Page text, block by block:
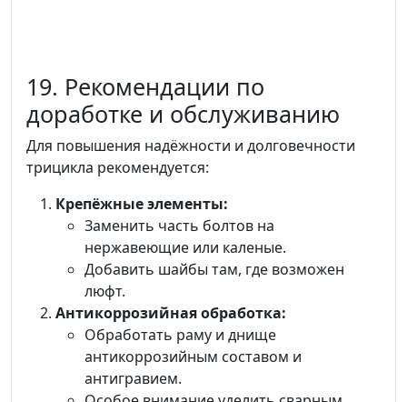
19. Рекомендации по
доработке и обслуживанию
Для повышения надёжности и долговечности
трицикла рекомендуется:
Крепёжные элементы:
Заменить часть болтов на
нержавеющие или каленые.
Добавить шайбы там, где возможен
люфт.
Антикоррозийная обработка:
Обработать раму и днище
антикоррозийным составом и
антигравием.